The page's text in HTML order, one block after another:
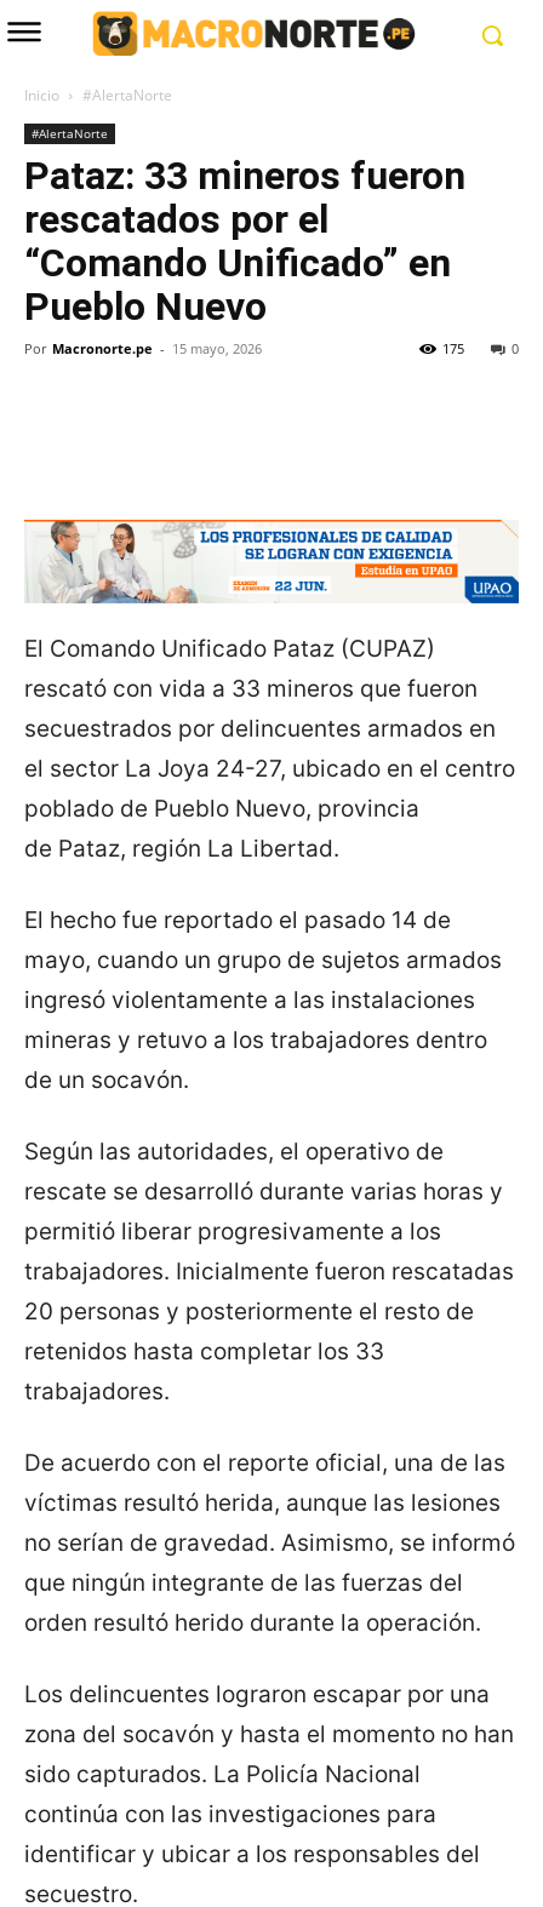
Inicio #AlertaNorte
#AlertaNorte
Pataz: 33 mineros fueron
rescatados por el
“Comando Unificado” en
Pueblo Nuevo
Por Macronorte.pe - 15 mayo, 2026 0
175
El Comando Unificado Pataz (CUPAZ)
rescató con vida a 33 mineros que fueron
secuestrados por delincuentes armados en
el sector La Joya 24-27, ubicado en el centro
poblado de Pueblo Nuevo, provincia
de Pataz, región La Libertad.
El hecho fue reportado el pasado 14 de
mayo, cuando un grupo de sujetos armados
ingresó violentamente a las instalaciones
mineras y retuvo a los trabajadores dentro
de un socavón.
Según las autoridades, el operativo de
rescate se desarrolló durante varias horas y
permitió liberar progresivamente a los
trabajadores. Inicialmente fueron rescatadas
20 personas y posteriormente el resto de
retenidos hasta completar los 33
trabajadores.
De acuerdo con el reporte oficial, una de las
víctimas resultó herida, aunque las lesiones
no serían de gravedad. Asimismo, se informó
que ningún integrante de las fuerzas del
orden resultó herido durante la operación.
Los delincuentes lograron escapar por una
zona del socavón y hasta el momento no han
sido capturados. La Policía Nacional
continúa con las investigaciones para
identificar y ubicar a los responsables del
secuestro.